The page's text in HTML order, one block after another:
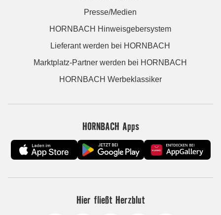
Presse/Medien
HORNBACH Hinweisgebersystem
Lieferant werden bei HORNBACH
Marktplatz-Partner werden bei HORNBACH
HORNBACH Werbeklassiker
HORNBACH Apps
Hier fließt Herzblut